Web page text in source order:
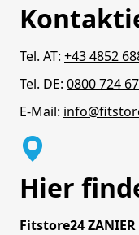
Tel. AT: +43 4852
Tel. DE: 0800 724
E-Mail:
Hier
Fitstore24